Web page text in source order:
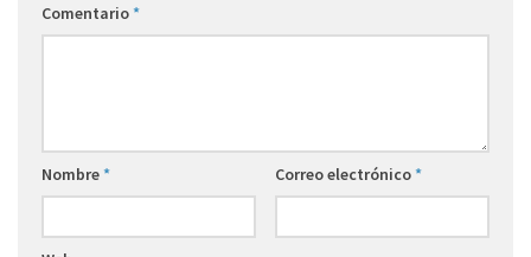
Comentario*
Nombre* Correo electrónico*